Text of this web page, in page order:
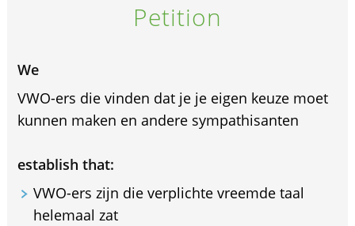
Petition
We
VWO-ers die vinden dat je je eigen keuze moet
kunnen maken en andere sympathisanten
establish that:
VWO-ers zijn die verplichte vreemde taal
helemaal zat